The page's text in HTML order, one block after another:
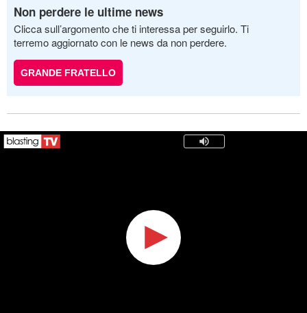
Non perdere le ultime news
Clicca sull’argomento che ti interessa per seguirlo. Ti
terremo aggiornato con le news da non perdere.
GRANDE FRATELLO